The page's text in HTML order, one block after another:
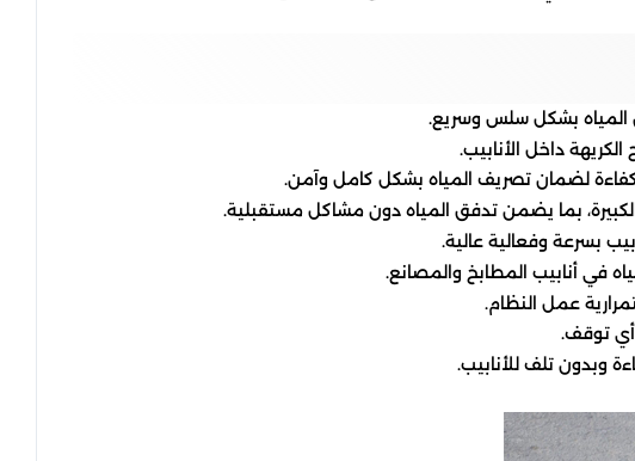
المياه بشكل سلس وسريع.
داخل الأنابيب.
لضمان تصريف المياه بشكل كامل وآمن.
بما يضمن تدفق المياه دون مشاكل مستقبلية.
بسرعة وفعالية عالية.
في أنابيب المطابخ والمصانع.
عمل النظام.
أي توقف.
وبدون تلف للأنابيب.